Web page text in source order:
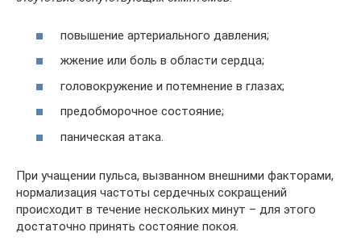
повышение артериального давления;
жжение или боль в области сердца;
головокружение и потемнение в глазах;
предобморочное состояние;
паническая атака.
При учащении пульса, вызванном внешними факторами,
нормализация частоты сердечных сокращений
происходит в течение нескольких минут – для этого
достаточно принять состояние покоя.